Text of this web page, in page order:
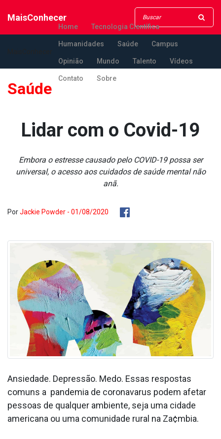
MaisConhecer
Home Tecnologia Científica
Humanidades Saúde Campus
Opinião Mundo Talento Vídeos
Contato Sobre
Saúde
Lidar com o Covid-19
Embora o estresse causado pelo COVID-19 possa ser
universal, o acesso aos cuidados de saúde mental não
anã.
PorJackie Powder - 01/08/2020
Ansiedade. Depressão. Medo. Essas respostas
comuns a pandemia de coronava­rus podem afetar
pessoas de qualquer ambiente, seja uma cidade
americana ou uma comunidade rural na Za¢mbia.